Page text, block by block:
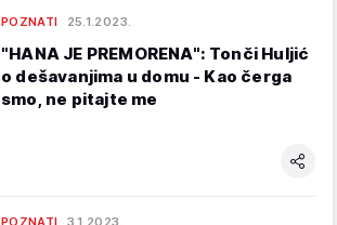
POZNATI 25.1.2023.
"HANA JE PREMORENA": Tonči Huljić
o dešavanjima u domu - Kao čerga
smo, ne pitajte me
POZNATI 3.1.2023.